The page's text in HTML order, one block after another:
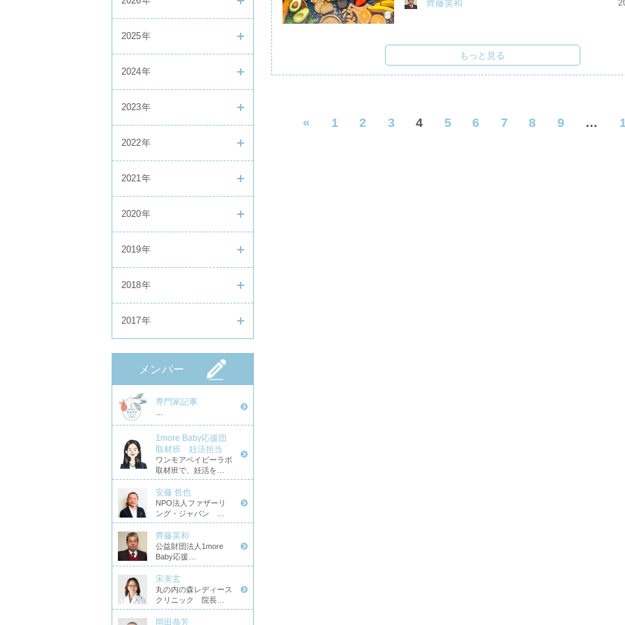
齊藤英和
もっと見る
« 1 2 3 4 5 6 7 8 9 …
2025年
2024年
2023年
2022年
2021年
2020年
2019年
2018年
2017年
メンバー
専門家記事
1more Baby応援団
取材班 妊活担当
ワンモアベイビーラボ
取材班で、妊活を…
安藤 哲也
NPO法人ファザーリ
ング・ジャパン …
齊藤英和
公益財団法人1more
Baby応援…
宋美玄
丸の内の森レディース
クリニック 院長…
岡田恭芳